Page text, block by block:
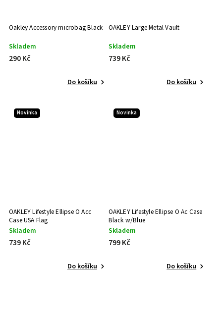
Oakley Accessory microbag Black
Skladem
290 Kč
Do košíku
OAKLEY Large Metal Vault
Skladem
739 Kč
Do košíku
Novinka
OAKLEY Lifestyle Ellipse O Acc
Case USA Flag
Skladem
739 Kč
Do košíku
Novinka
OAKLEY Lifestyle Ellipse O Ac Case
Black w/Blue
Skladem
799 Kč
Do košíku